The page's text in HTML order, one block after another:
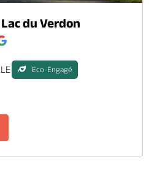
du Verdon
Eco-Engagé